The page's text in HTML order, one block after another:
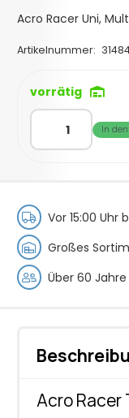
Acro Racer Uni,
Artikelnummer:
vorrätig
Acro
.TrioPack
In
Vor 15:00 Uhr
Großes
Über 60
Acro Racer